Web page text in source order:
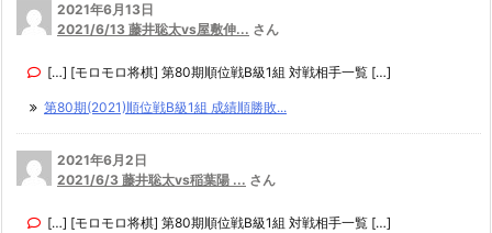
2021年6月13日
2021/6/13 藤井聡太vs屋敷伸... さん
[…] [モロモロ将棋] 第80期順位戦B級1組 対戦相手一覧 […]
第80期(2021)順位戦B級1組 成績順勝敗...
2021年6月2日
2021/6/3 藤井聡太vs稲葉陽 ... さん
[…] [モロモロ将棋] 第80期順位戦B級1組 対戦相手一覧 […]